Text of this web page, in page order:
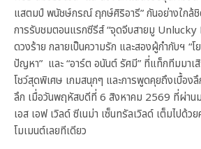
แสตมป์ พนัชษ์กรณ์ ฤกษ์ศิริอารี” กันอย่างใกล้
การรับชมตอนแรกซีรีส์ “จุดจีบสายมู Unlucky
ดวงร้าย กลายเป็นความรัก และสองผู้กำกับฯ “
ปัญหา” และ “อาร์ต อนันต์ รัศมี” ที่แท็กทีมมาเ
โชว์สุดพิเศษ เกมสนุกๆ และการพูดคุยถึงเบื้อง
ลึก เมื่อวันพฤหัสบดีที่ 6 สิงหาคม 2569 ที่ผ่าน
เอส เอฟ เวิลด์ ซีเนม่า เซ็นทรัลเวิลด์ เต็มไปด้ว
โมเมนต์เลยทีเดียว